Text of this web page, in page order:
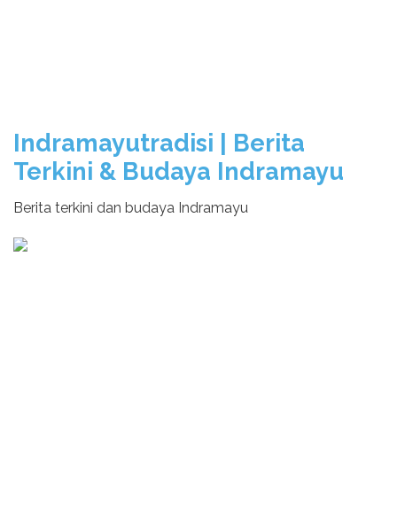
Indramayutradisi | Berita
Terkini & Budaya Indramayu
Berita terkini dan budaya Indramayu